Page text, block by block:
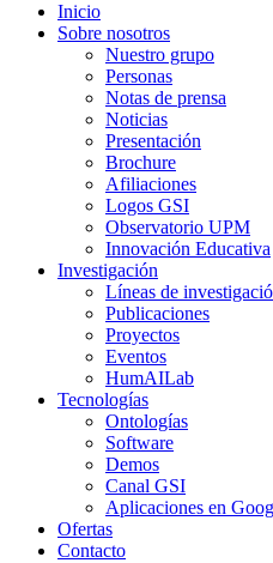
Inicio
Sobre nosotros
Nuestro grupo
Personas
Notas de prensa
Noticias
Presentación
Brochure
Afiliaciones
Logos GSI
Observatorio UPM
Innovación Educativa
Investigación
Líneas de
Publicaciones
Proyectos
Eventos
HumAILab
Tecnologías
Ontologías
Software
Demos
Canal GSI
Aplicaciones en
Ofertas
Contacto